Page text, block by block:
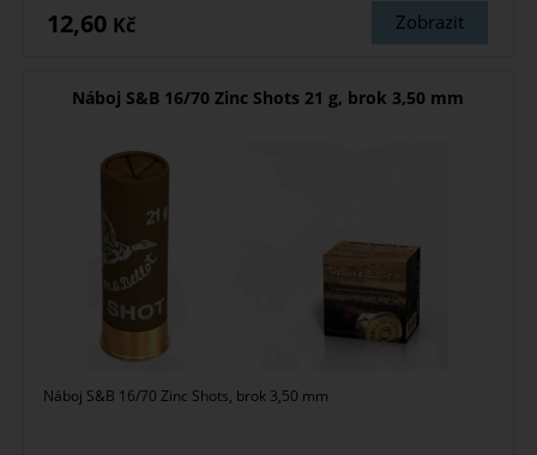
Zobrazit
12,60 Kč
Náboj S&B 16/70 Zinc Shots 21 g, brok 3,50 mm
Náboj S&B 16/70 Zinc Shots, brok 3,50 mm